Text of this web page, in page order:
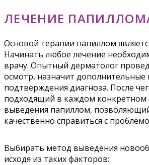
ЛЕЧЕНИЕ
Основой терапии папиллом
Начинать любое лечение
врачу. Опытный дерматолог
осмотр, назначит дополнительные
подтверждения диагноза. После
подходящий в каждом конкретном
выведения папиллом,
качественно справиться с
Выбирать метод выведения
исходя из таких факторов: